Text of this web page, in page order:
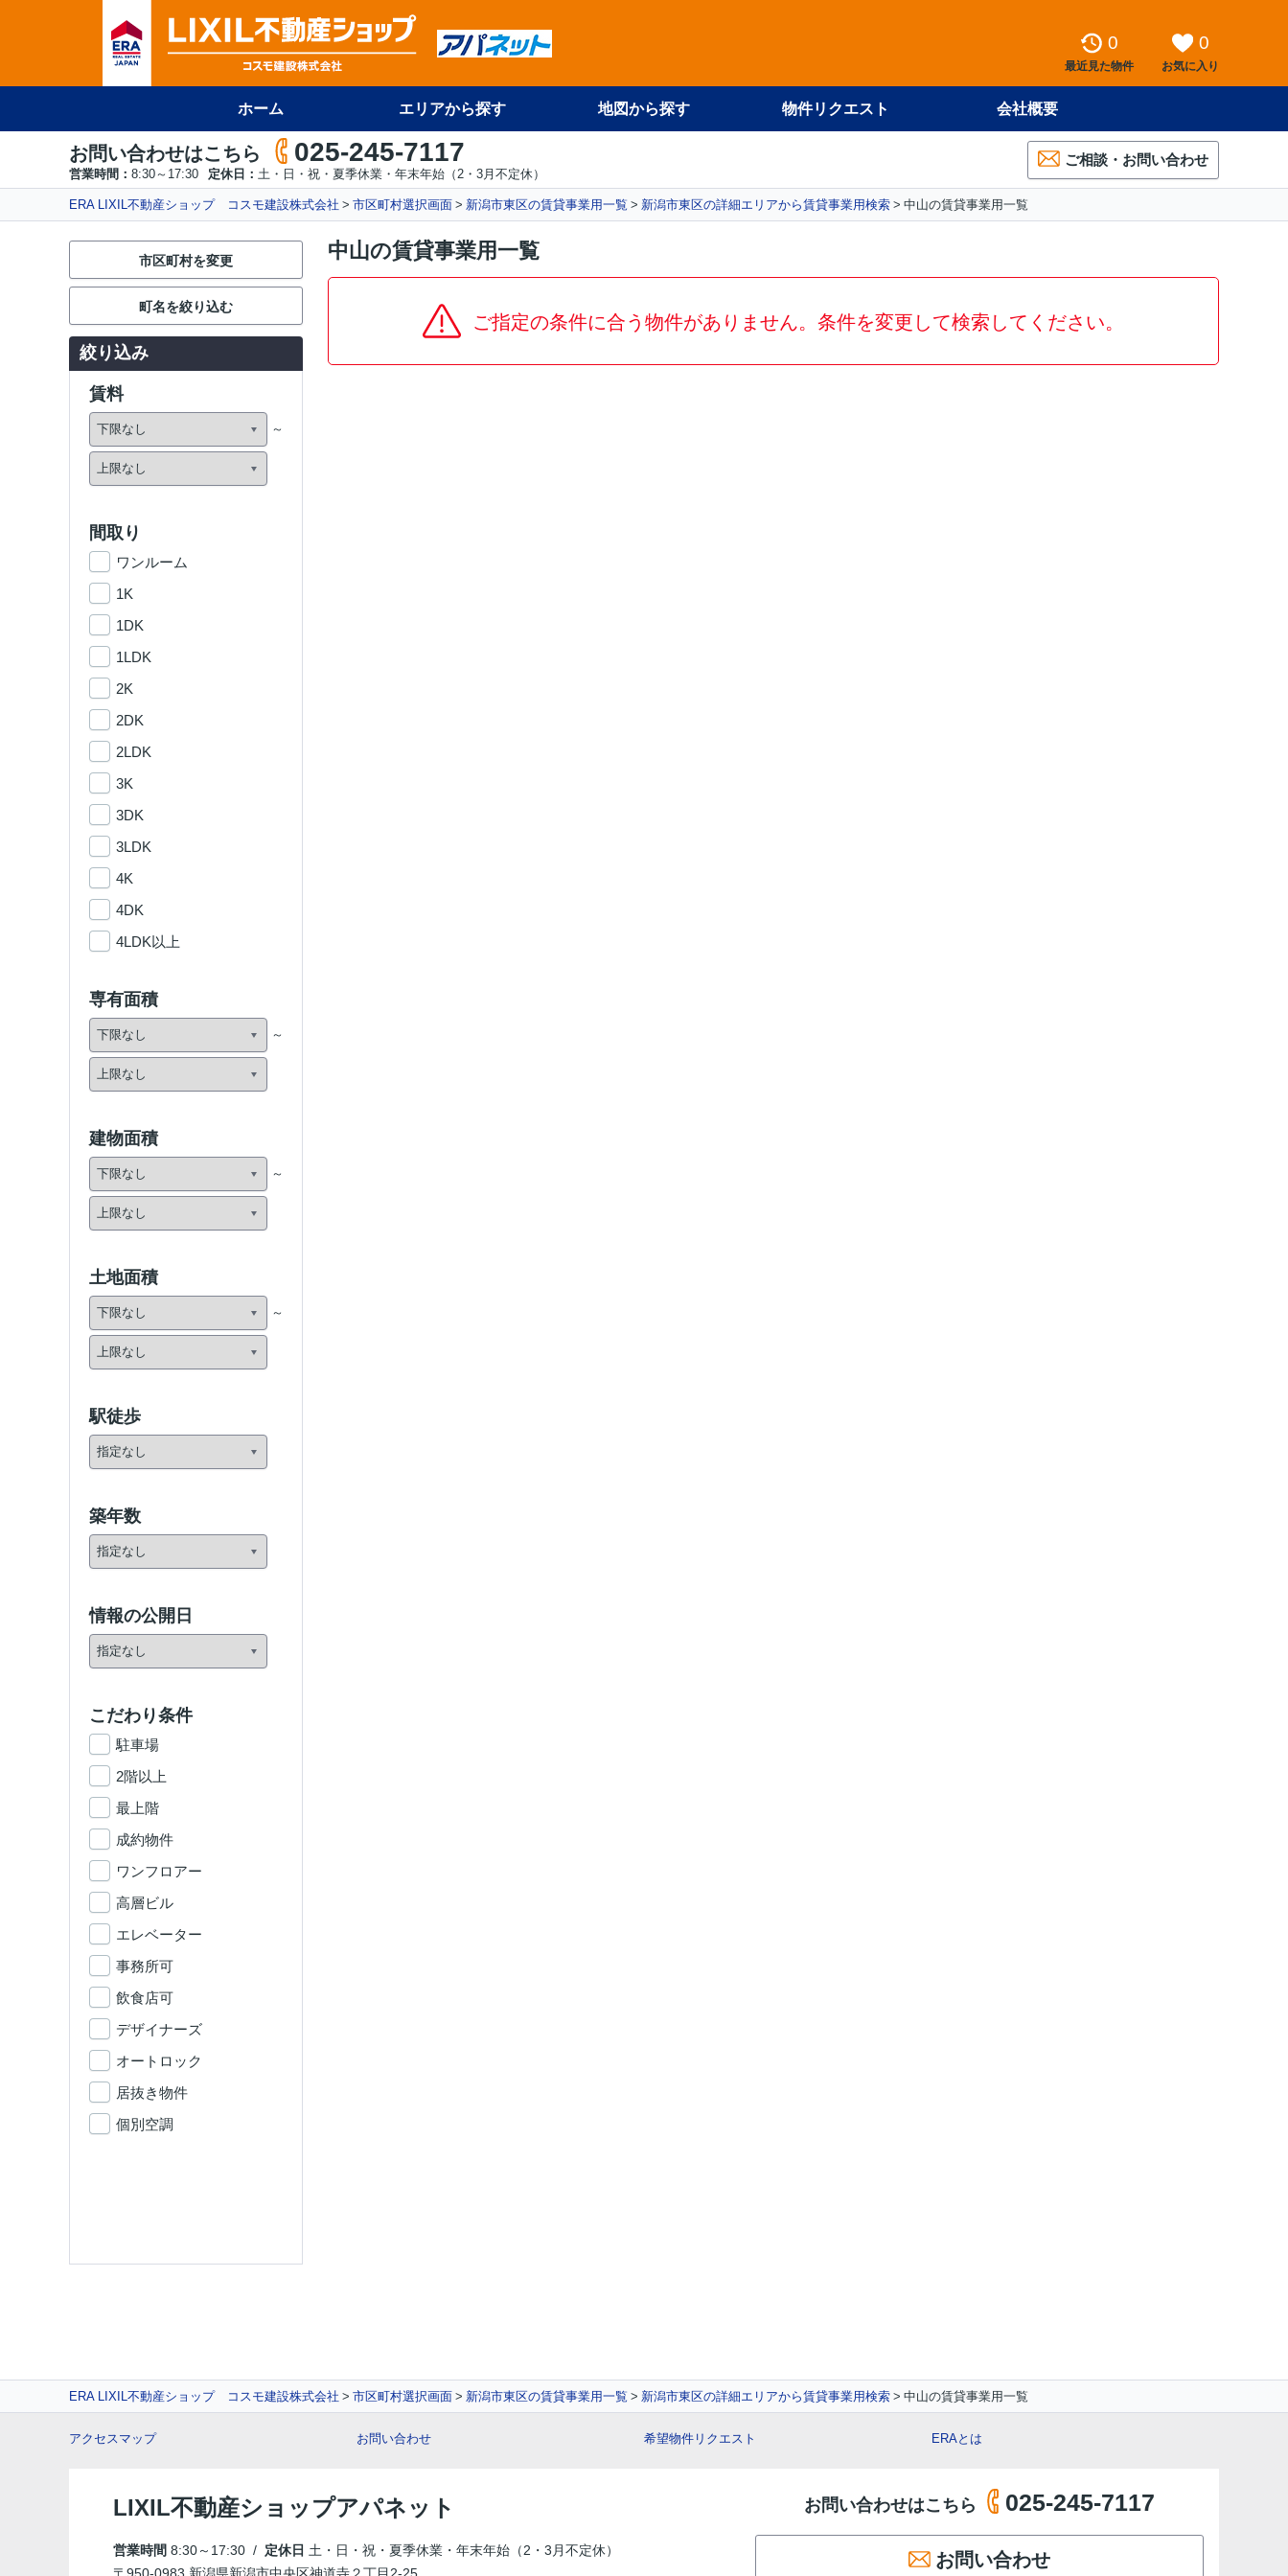
0
最近見た物件
0
お気に入り
ホーム エリアから探す 地図から探す 物件リクエスト 会社概要
お問い合わせはこちら 025-245-7117
営業時間： 8:30～17:30 定休日： 土・日・祝・夏季休業・年末年始（2・3月不定休）
ご相談・お問い合わせ
ERA LIXIL不動産ショップ コスモ建設株式会社 市区町村選択画面 新潟市東区の賃貸事業用一覧 新潟市東区の詳細エリアから賃貸事業用検索 中山の賃貸事業用一覧
中山の賃貸事業用一覧
ご指定の条件に合う物件がありません。条件を変更して検索してください。
市区町村を変更
町名を絞り込む
絞り込み
賃料
間取り
ワンルーム
1K
1DK
1LDK
2K
2DK
2LDK
3K
3DK
3LDK
4K
4DK
4LDK以上
専有面積
建物面積
土地面積
駅徒歩
築年数
情報の公開日
こだわり条件
駐車場
2階以上
最上階
成約物件
ワンフロアー
高層ビル
エレベーター
事務所可
飲食店可
デザイナーズ
オートロック
居抜き物件
個別空調
ERA LIXIL不動産ショップ コスモ建設株式会社 市区町村選択画面 新潟市東区の賃貸事業用一覧 新潟市東区の詳細エリアから賃貸事業用検索 中山の賃貸事業用一覧
アクセスマップ お問い合わせ 希望物件リクエスト ERAとは
LIXIL不動産ショップアパネット
営業時間 8:30～17:30 / 定休日 土・日・祝・夏季休業・年末年始（2・3月不定休）
お問い合わせはこちら 025-245-7117
お問い合わせ